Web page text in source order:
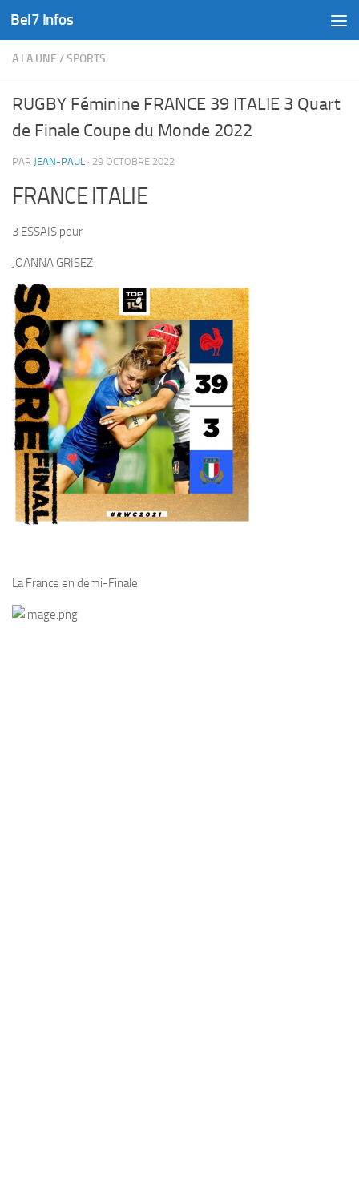
Skip to content
Bel7 Infos
A LA UNE /SPORTS
RUGBY Féminine FRANCE 39 ITALIE 3 Quart
de Finale Coupe du Monde 2022
PAR JEAN-PAUL · 29 OCTOBRE 2022
FRANCE ITALIE
3 ESSAIS pour
JOANNA GRISEZ
La France en demi-Finale